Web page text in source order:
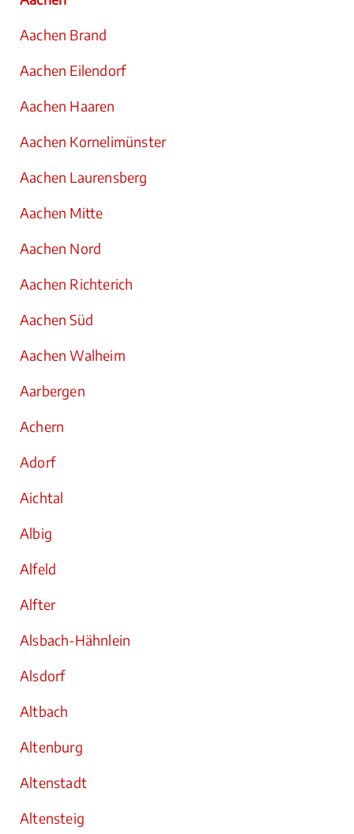
Aachen Brand
Aachen Eilendorf
Aachen Haaren
Aachen Kornelimünster
Aachen Laurensberg
Aachen Mitte
Aachen Nord
Aachen Richterich
Aachen Süd
Aachen Walheim
Aarbergen
Achern
Adorf
Aichtal
Albig
Alfeld
Alfter
Alsbach-Hähnlein
Alsdorf
Altbach
Altenburg
Altenstadt
Altensteig